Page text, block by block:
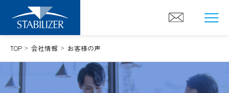
content
TOP 会社情報 お客様の声